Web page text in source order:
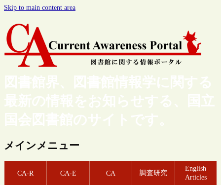
Skip to main content area
図書館界、図書館情報学に関する
最新の情報をお知らせする、国立
国会図書館のサイトです。
メインメニュー
CA-R CA-E CA 調査研究
English
Articles